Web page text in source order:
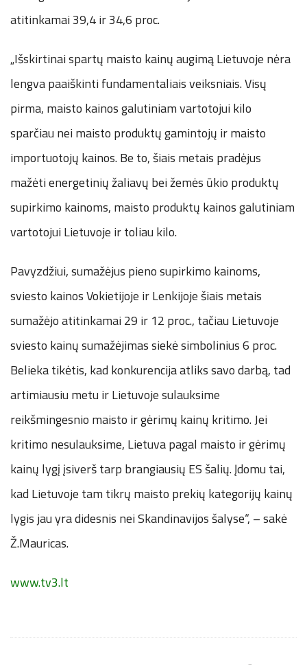
atitinkamai 39,4 ir 34,6 proc.
„Išskirtinai spartų maisto kainų augimą Lietuvoje nėra
lengva paaiškinti fundamentaliais veiksniais. Visų
pirma, maisto kainos galutiniam vartotojui kilo
sparčiau nei maisto produktų gamintojų ir maisto
importuotojų kainos. Be to, šiais metais pradėjus
mažėti energetinių žaliavų bei žemės ūkio produktų
supirkimo kainoms, maisto produktų kainos galutiniam
vartotojui Lietuvoje ir toliau kilo.
Pavyzdžiui, sumažėjus pieno supirkimo kainoms,
sviesto kainos Vokietijoje ir Lenkijoje šiais metais
sumažėjo atitinkamai 29 ir 12 proc., tačiau Lietuvoje
sviesto kainų sumažėjimas siekė simbolinius 6 proc.
Belieka tikėtis, kad konkurencija atliks savo darbą, tad
artimiausiu metu ir Lietuvoje sulauksime
reikšmingesnio maisto ir gėrimų kainų kritimo. Jei
kritimo nesulauksime, Lietuva pagal maisto ir gėrimų
kainų lygį įsiverš tarp brangiausių ES šalių. Įdomu tai,
kad Lietuvoje tam tikrų maisto prekių kategorijų kainų
lygis jau yra didesnis nei Skandinavijos šalyse“, – sakė
Ž.Mauricas.
www.tv3.lt